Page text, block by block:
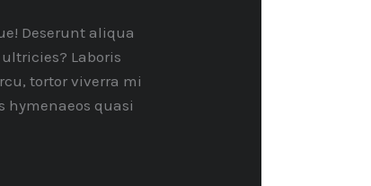
Deserunt aliqua
Laboris
tortor viverra mi
hymenaeos quasi